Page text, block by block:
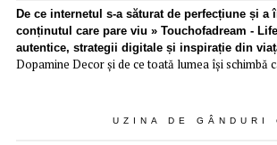
De ce internetul s-a săturat de perfecțiune și a
conținutul care pare viu » Touchofadream -
autentice, strategii digitale și inspirație din
Dopamine Decor și de ce toată lumea își schimbă
UZINA DE GÂNDURI